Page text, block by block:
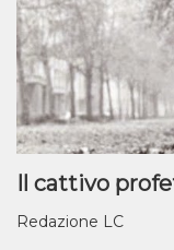
Il cattivo
Redazione LC